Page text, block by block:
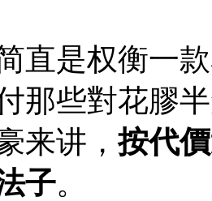
直是权衡一
那些對花膠
来讲，按代
子。